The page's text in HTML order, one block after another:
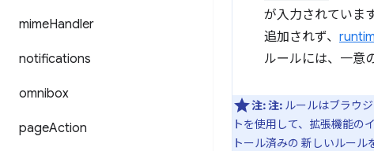
mimeHandler
notifications
omnibox
pageAction
が入力されていま
追加されず、
ルールには、一意
注:注: ルールはブラウ
トを使用して、拡張機能の
トール済みの 新しいルール